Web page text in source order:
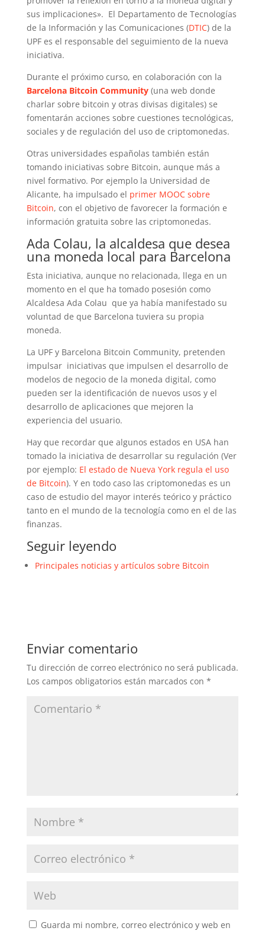
sus implicaciones». El Departamento de Tecnologías
de la Información y las Comunicaciones (DTIC) de la
UPF es el responsable del seguimiento de la nueva
iniciativa.
Durante el próximo curso, en colaboración con la
Barcelona Bitcoin Community(una web donde
charlar sobre bitcoin y otras divisas digitales) se
fomentarán acciones sobre cuestiones tecnológicas,
sociales y de regulación del uso de criptomonedas.
Otras universidades españolas también están
tomando iniciativas sobre Bitcoin, aunque más a
nivel formativo. Por ejemplo la Universidad de
Alicante, ha impulsado el primer MOOC sobre
Bitcoin, con el objetivo de favorecer la formación e
información gratuita sobre las criptomonedas.
Ada Colau, la alcaldesa que desea
una moneda local para Barcelona
Esta iniciativa, aunque no relacionada, llega en un
momento en el que ha tomado posesión como
Alcaldesa Ada Colau que ya había manifestado su
voluntad de que Barcelona tuviera su propia
moneda.
La UPF y Barcelona Bitcoin Community, pretenden
impulsar iniciativas que impulsen el desarrollo de
modelos de negocio de la moneda digital, como
pueden ser la identificación de nuevos usos y el
desarrollo de aplicaciones que mejoren la
experiencia del usuario.
Hay que recordar que algunos estados en USA han
tomado la iniciativa de desarrollar su regulación (Ver
por ejemplo: El estado de Nueva York regula el uso
de Bitcoin). Y en todo caso las criptomonedas es un
caso de estudio del mayor interés teórico y práctico
tanto en el mundo de la tecnología como en el de las
finanzas.
Seguir leyendo
Principales noticias y artículos sobre Bitcoin
Enviar comentario
Tu dirección de correo electrónico no será publicada.
Los campos obligatorios están marcados con *
Guarda mi nombre, correo electrónico y web en